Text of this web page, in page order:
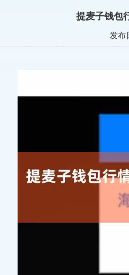
提麦子钱包
发